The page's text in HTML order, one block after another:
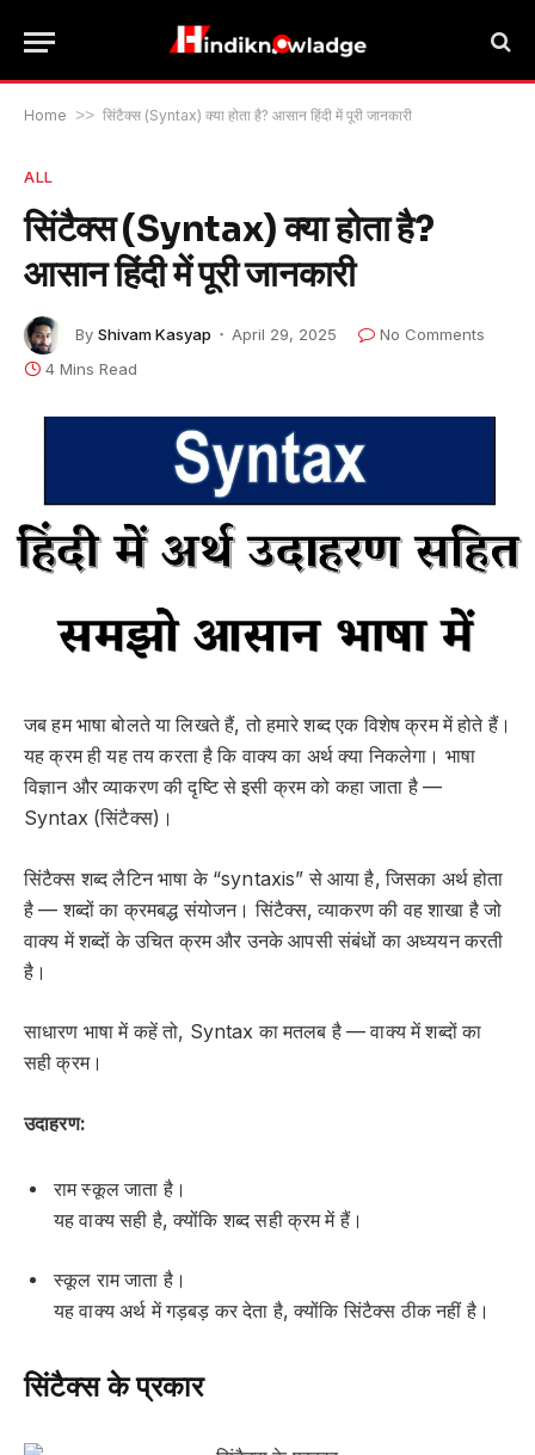
Home >> सिंटैक्स (Syntax) क्या होता है? आसान हिंदी में पूरी जानकारी
ALL
सिंटैक्स (Syntax) क्या होता है?
आसान हिंदी में पूरी जानकारी
By Shivam Kasyap April 29, 2025
No Comments
4 Mins Read
जब हम भाषा बोलते या लिखते हैं, तो हमारे शब्द एक विशेष क्रम में होते हैं।
यह क्रम ही यह तय करता है कि वाक्य का अर्थ क्या निकलेगा। भाषा
विज्ञान और व्याकरण की दृष्टि से इसी क्रम को कहा जाता है —
Syntax (सिंटैक्स) ।
सिंटैक्स शब्द लैटिन भाषा के “syntaxis” से आया है, जिसका अर्थ होता
है —शब्दों का क्रमबद्ध संयोजन। सिंटैक्स, व्याकरण की वह शाखा है जो
वाक्य में शब्दों के उचित क्रम और उनके आपसी संबंधों का अध्ययन करती
है।
साधारण भाषा में कहें तो, Syntax का मतलब है — वाक्य में शब्दों का
सही क्रम।
उदाहरण:
राम स्कूल जाता है।
यह वाक्य सही है, क्योंकि शब्द सही क्रम में हैं।
स्कूल राम जाता है।
यह वाक्य अर्थ में गड़बड़ कर देता है, क्योंकि सिंटैक्स ठीक नहीं है।
सिंटैक्स के प्रकार